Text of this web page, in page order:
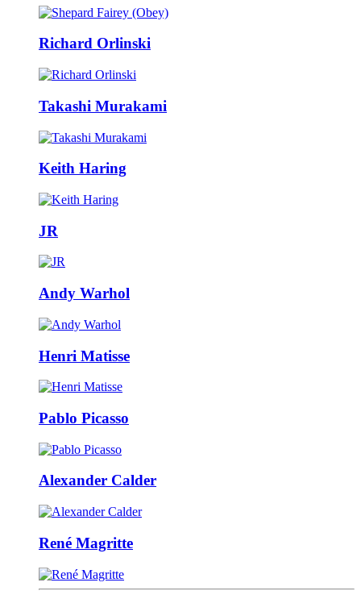
Richard Orlinski
Takashi Murakami
Keith Haring
JR
Andy Warhol
Henri Matisse
Pablo Picasso
Alexander Calder
René Magritte